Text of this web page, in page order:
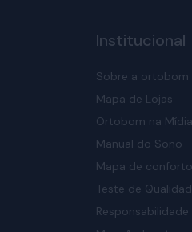
Institucional
Sobre a ortobom
Mapa de Lojas
Ortobom na Mídia
Manual do Sono
Mapa de conforto
Teste de
Responsabilidade